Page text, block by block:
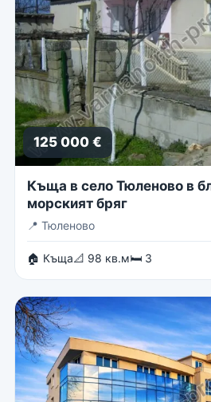
125 000 €
Къща в село Тюленово в
морският бряг
📍 Тюленово
🏠 Къща📐 98 кв.м🛏 3